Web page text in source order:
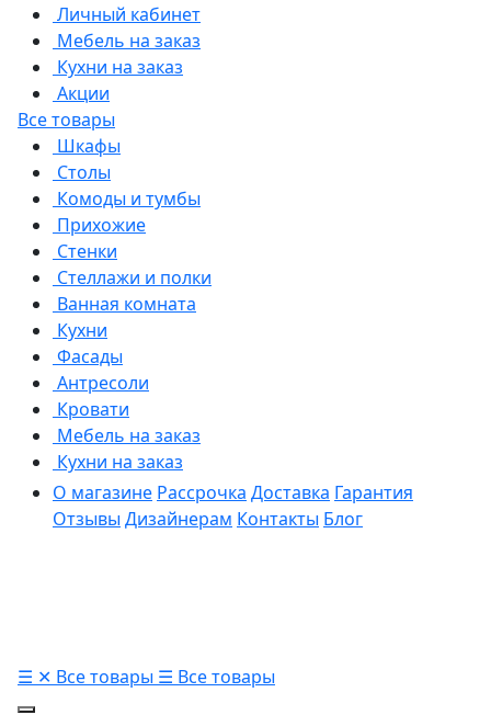
Личный кабинет
Мебель на заказ
Кухни на заказ
Акции
Все товары
Шкафы
Столы
Комоды и тумбы
Прихожие
Стенки
Стеллажи и полки
Ванная комната
Кухни
Фасады
Антресоли
Кровати
Мебель на заказ
Кухни на заказ
О магазине Рассрочка Доставка Гарантия
Отзывы Дизайнерам Контакты Блог
☰ ✕ Все товары ☰ Все товары